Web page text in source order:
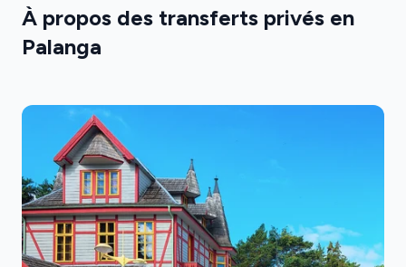
À propos des transferts privés en
Palanga